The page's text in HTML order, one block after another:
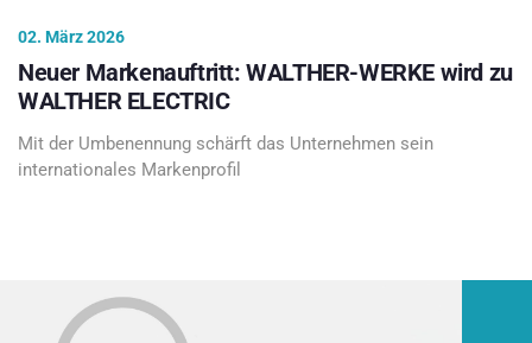
02. März 2026
Neuer Markenauftritt: WALTHER-WERKE wird zu
WALTHER ELECTRIC
Mit der Umbenennung schärft das Unternehmen sein
internationales Markenprofil